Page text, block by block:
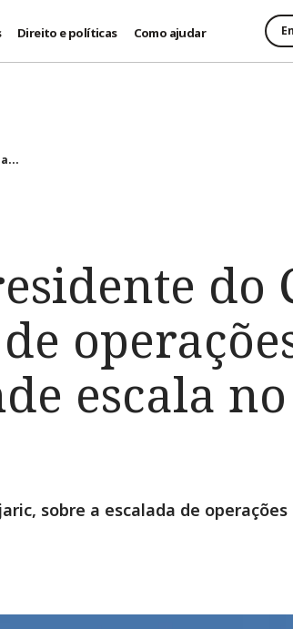
Direito e políticas Como ajudar
do
escala
sobre a escalada de